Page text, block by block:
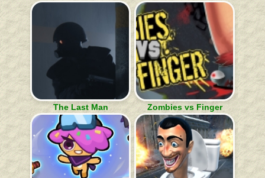
The Last Man Zombies vs Finger